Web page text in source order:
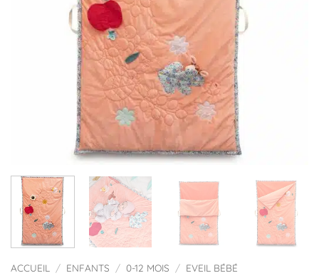
ACCUEIL / ENFANTS / 0-12 MOIS / EVEIL BÉBÉ